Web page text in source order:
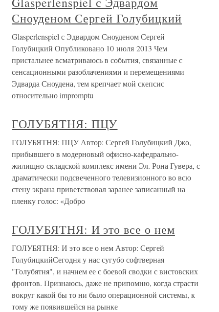
Сноуденом Сергей Голубицкий
Glasperlenspiel с Эдвардом Сноуденом Сергей
Голубицкий Опубликовано 10 июля 2013 Чем
пристальнее всматриваюсь в события, связанные с
сенсационными разоблачениями и перемещениями
Эдварда Сноудена, тем крепчает мой скепсис
относительно impromptu
ГОЛУБЯТНЯ: ПЦУ
ГОЛУБЯТНЯ: ПЦУ Автор: Сергей Голубицкий Джо,
прибывшего в модерновый офисно-кафедрально-
жилищно-складской комплекс имени Эл. Рона Гувера, с
драматически подсвеченного телевизионного во всю
стену экрана приветствовал заранее записанный на
пленку голос: «Добро
ГОЛУБЯТНЯ: И это все о нем
ГОЛУБЯТНЯ: И это все о нем Автор: Сергей
ГолубицкийСегодня у нас сугубо софтверная
"Голубятня", и начнем ее с боевой сводки с вистовских
фронтов. Признаюсь, даже не припомню, когда страсти
вокруг какой бы то ни было операционной системы, к
тому же появившейся на рынке